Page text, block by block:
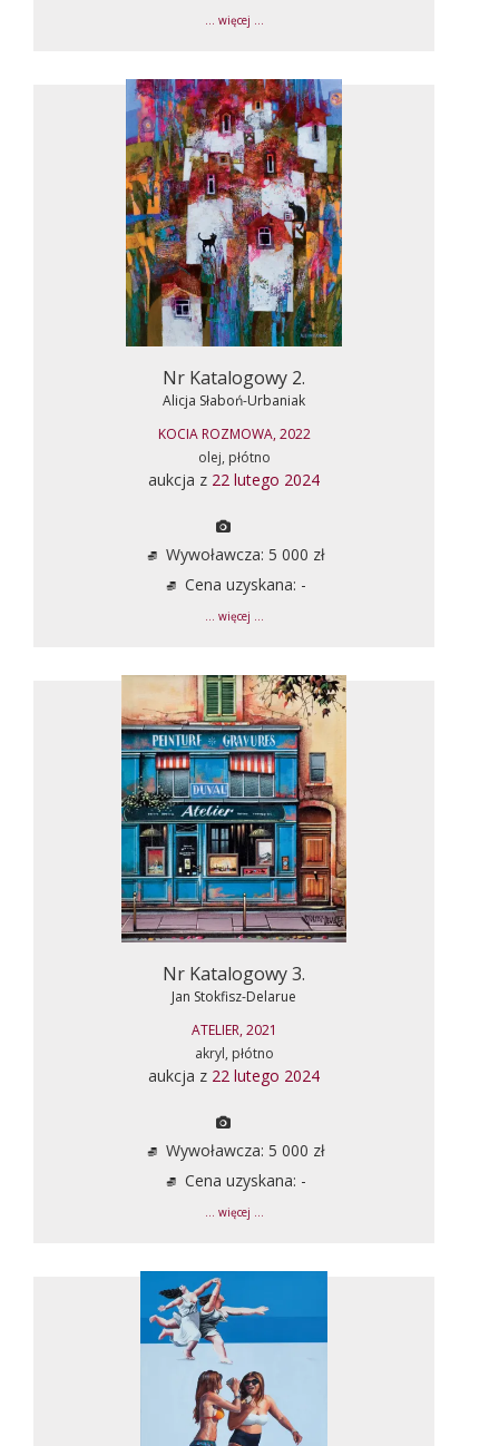
... więcej ...
Nr Katalogowy 2.
Alicja Słaboń-Urbaniak
KOCIA ROZMOWA, 2022
olej, płótno
aukcja z 22 lutego 2024
Wywoławcza: 5 000 zł
Cena uzyskana: -
... więcej ...
Nr Katalogowy 3.
Jan Stokfisz-Delarue
ATELIER, 2021
akryl, płótno
aukcja z 22 lutego 2024
Wywoławcza: 5 000 zł
Cena uzyskana: -
... więcej ...